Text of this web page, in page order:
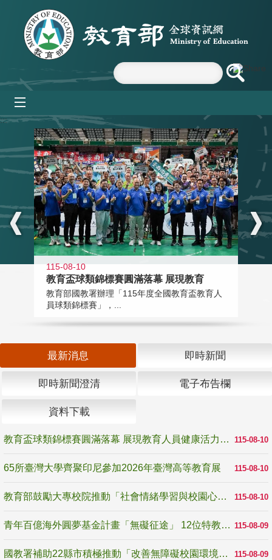
跳到主要內容區塊
:::
115-08-10
教育盃球類錦標賽圓滿落幕 展現教育
教育部國教署辦理「115年度全國教育盃教育人
員球類錦標賽」，...
最新消息 即時新聞
即時新聞澄清 電子布告欄
資料下載
115-08-10
教育盃球類錦標賽圓滿落幕 展現教育人員健康活力與團隊精神
115-08-10
65所臺灣大學齊聚印尼參加2026年臺灣高等教育展
115-08-10
教育部鼓勵大專校院推動「社會情緒學習與校園心理健康促進計畫」 培育校園「心」韌性
115-08-09
青年百億海外圓夢基金計畫「無礙征途」 12位特教與弱勢青年勇闖西班牙 跨越感官限制見證生命蛻變
115-08-09
國教署補助22縣市積極推動「改善無障礙校園環境計畫」 打造友善、安全、無礙學習空間